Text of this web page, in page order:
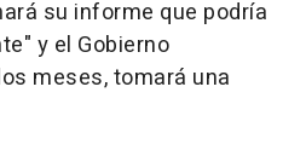
su informe que podría
y el Gobierno
meses, tomará una